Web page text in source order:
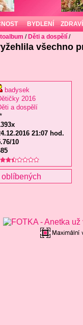
BYDLENÍ ZDRAVÍ
/ Děti a dospělí /
všechno
badysek
2016
a dospělí
21:07 hod.
10